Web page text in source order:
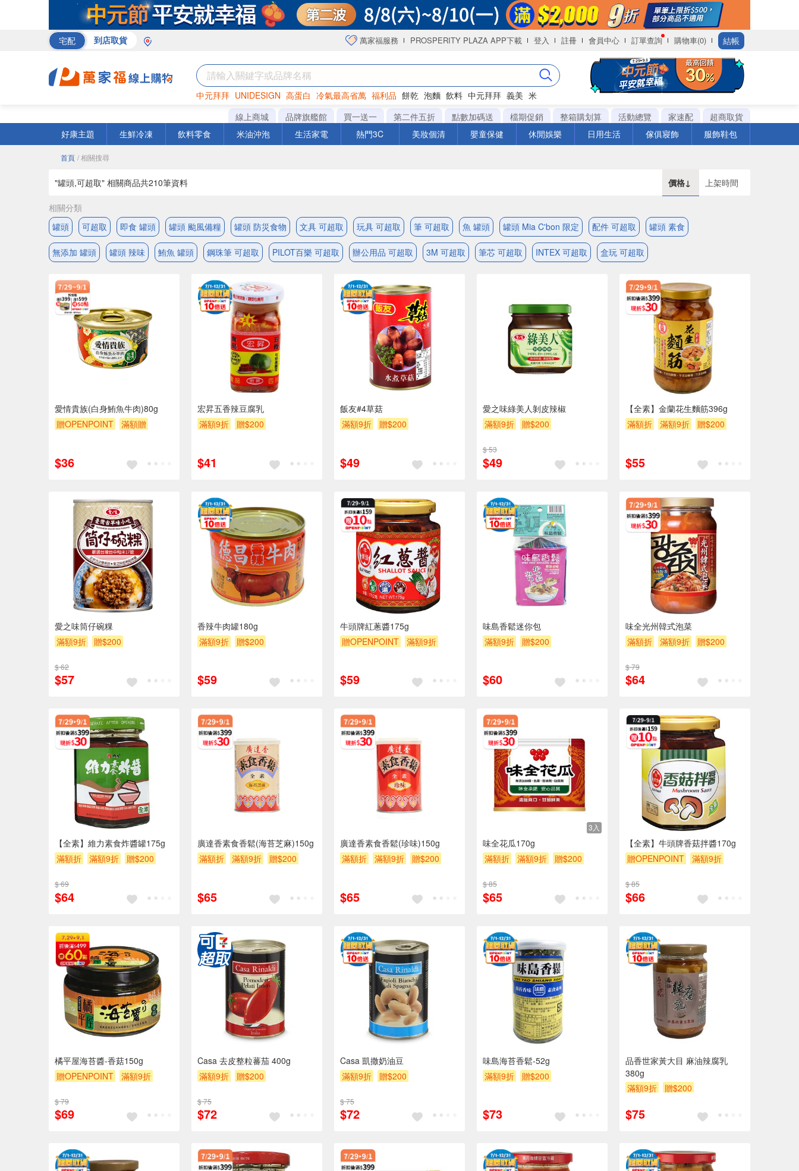
宅配 到店取貨 萬家福服務 PROSPERITY PLAZA APP下載 登入 註冊 會員中心 訂單查詢 購物車(0) 結帳
中元拜拜 UNIDESIGN 高蛋白 冷氣最高省萬 福利品 餅乾 泡麵 飲料 中元拜拜 義美 米
罐頭 咖啡 海苔
線上商城 品牌旗艦館 買一送一 第二件五折 點數加碼送 檔期促銷 整箱購划算 活動總覽 家速配
超商取貨
好康主題
生鮮冷凍 飲料零食 米油沖泡 生活家電 熱門3C 美妝個清 嬰童保健 休閒娛樂 日用生活 傢俱寢飾 服飾鞋包
首頁 / 相關搜尋
"罐頭,可超取" 相關商品共210筆資料 價格↓ 上架時間
相關分類
罐頭
可超取 即食 罐頭 罐頭 颱風備糧 罐頭 防災食物 文具 可超取 玩具 可超取 筆 可超取 魚 罐頭 罐頭 Mia C'bon 限定 配件 可超取 罐頭 素食
無添加 罐頭 罐頭 辣味 鮪魚 罐頭 鋼珠筆 可超取 PILOT百樂 可超取 辦公用品 可超取 3M 可超取 筆芯 可超取 INTEX 可超取 盒玩 可超取
愛情貴族(白身鮪魚牛肉)80g
贈OPENPOINT
滿額贈
$36
宏昇五香辣豆腐乳
滿額9折
贈$200
$41
飯友#4草菇
滿額9折
贈$200
$49
愛之味綠美人剝皮辣椒
滿額9折
贈$200
$ 53
$49
【全素】金蘭花生麵筋396g
滿額折
滿額9折 贈$200
$55
愛之味筒仔碗粿
滿額9折
贈$200
$ 62
$57
香辣牛肉罐180g
滿額9折
贈$200
$59
牛頭牌紅蔥醬175g
贈OPENPOINT
滿額9折
$59
味島香鬆迷你包
滿額9折
贈$200
$60
味全光州韓式泡菜
滿額折
滿額9折 贈$200
$ 79
$64
【全素】維力素食炸醬罐175g
滿額折
滿額9折 贈$200
$ 69
$64
廣達香素食香鬆(海苔芝麻)150g
滿額折
滿額9折 贈$200
$65
廣達香素食香鬆(珍味)150g
滿額折
滿額9折 贈$200
$65
3入
味全花瓜170g
滿額折
滿額9折 贈$200
$ 85
$65
【全素】牛頭牌香菇拌醬170g
贈OPENPOINT
滿額9折
$ 85
$66
橘平屋海苔醬-香菇150g
贈OPENPOINT
滿額9折
$ 79
$69
Casa 去皮整粒蕃茄 400g
滿額9折
贈$200
$ 75
$72
Casa 凱撒奶油豆
滿額9折
贈$200
$ 75
$72
味島海苔香鬆-52g
滿額9折
贈$200
$73
品香世家黃大目 麻油辣腐乳
380g
滿額9折
贈$200
$75